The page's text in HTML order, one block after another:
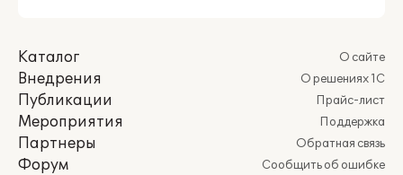
Каталог
Внедрения
Публикации
Мероприятия
Партнеры
Форум
О сайте
О решениях 1С
Прайс-лист
Поддержка
Обратная связь
Сообщить об ошибке